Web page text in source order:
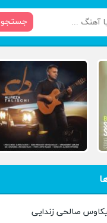
جستجو
صالحی زندایی